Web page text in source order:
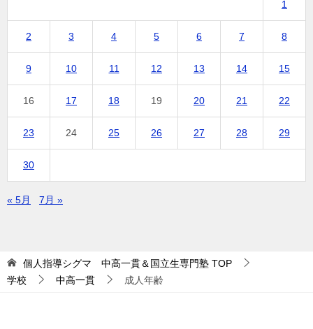
1
2 3 4 5 6 7 8
9 10 11 12 13 14 15
16 17 18 19 20 21 22
23 24 25 26 27 28 29
30
« 5月 7月 »
個人指導シグマ 中高一貫＆国立生専門塾 TOP
学校
中高一貫 成人年齢